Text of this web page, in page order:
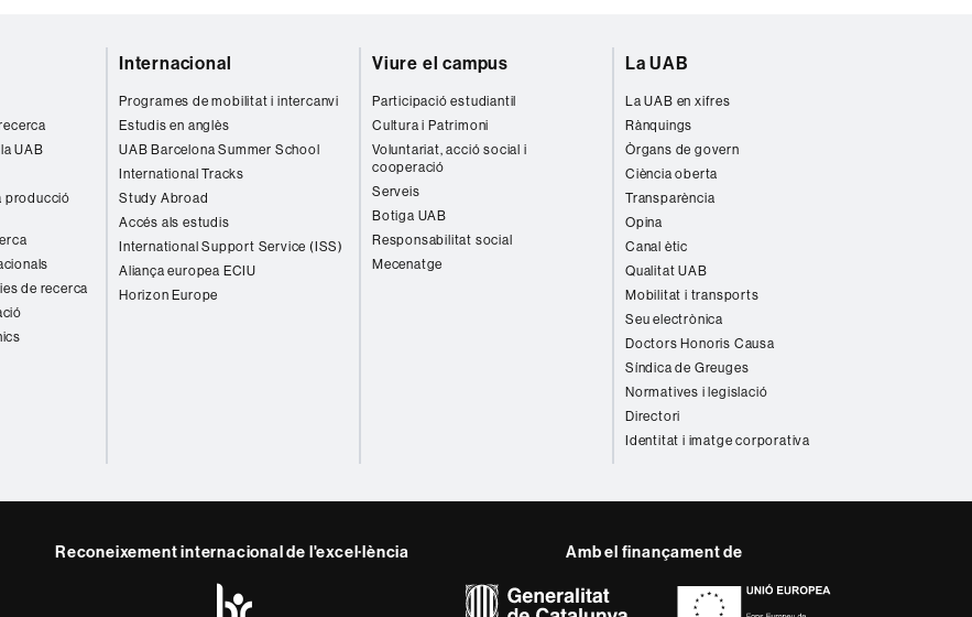
UAB
producció
de recerca
Internacional
Programes de mobilitat i intercanvi
Estudis en anglès
UAB Barcelona Summer School
International Tracks
Study Abroad
Accés als estudis
International Support Service (ISS)
Aliança europea ECIU
Horizon Europe
Viure el campus
Participació estudiantil
Cultura i Patrimoni
Voluntariat, acció social i
cooperació
Serveis
Botiga UAB
Responsabilitat social
Mecenatge
La UAB
La UAB en xifres
Rànquings
Òrgans de govern
Ciència oberta
Transparència
Opina
Canal ètic
Qualitat UAB
Mobilitat i transports
Seu electrònica
Doctors Honoris Causa
Síndica de Greuges
Normatives i legislació
Directori
Identitat i imatge corporativa
Reconeixement internacional de l'excel·lència Amb el finançament de